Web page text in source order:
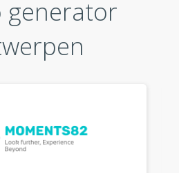
generator